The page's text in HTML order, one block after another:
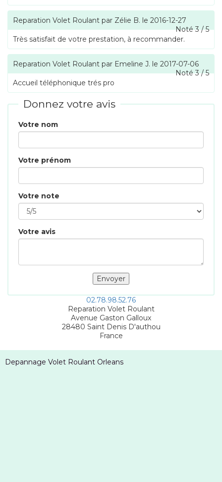
Reparation Volet Roulant par Zélie B. le 2016-12-27
Noté3/5
Très satisfait de votre prestation, à recommander.
Reparation Volet Roulant par Emeline J. le 2017-07-06
Noté3/5
Accueil téléphonique trés pro
Donnez votre avis
Votre nom
Votre prénom
Votre note
Votre avis
02.78.98.52.76
Reparation Volet Roulant
Avenue Gaston Galloux
28480 Saint Denis D'authou
France
Depannage Volet Roulant Orleans